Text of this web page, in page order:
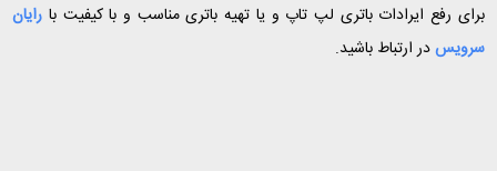
برای رفع ایرادات باتری لپ تاپ و یا تهیه باتری مناسب و با کیفیت با رایان
سرویسدر ارتباط باشید.